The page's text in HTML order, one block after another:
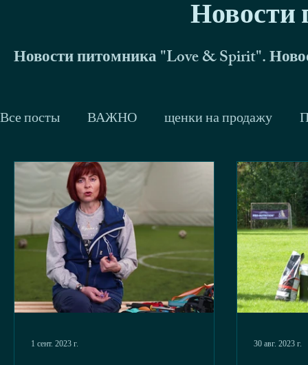
Новости
Новости питомника "Love & Spirit".
Все посты ВАЖНО щенки на продажу
Trackman Немецкие овчарки Малинуа
Don du Bois des Trembles и его дети Zhigan
2014 2013 Тренинги и семинары
будни Сергей
1 сент. 2023 г. 30 авг. 2023 г.